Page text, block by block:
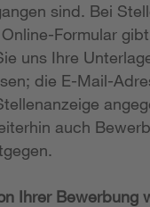
sind. Bei
Formular
uns Ihre
die E-Mail-
auch
Ihrer Bewerbung